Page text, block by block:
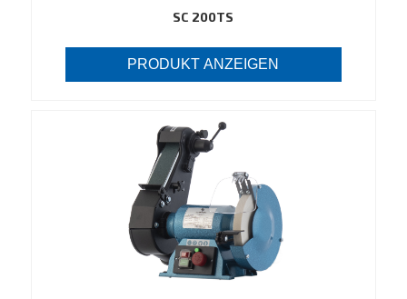
SC 200TS
PRODUKT ANZEIGEN